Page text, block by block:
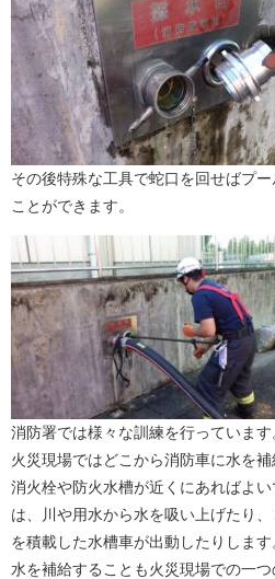
その後特殊な工具で蛇口を回せばプ
ことができます。
消防署では様々な訓練を行っています
火災現場ではどこから消防車に水を補
消火栓や防火水槽が近くにあればよ
は、川や用水から水を吸い上げたり
を積載した水槽車が出動したりしま
水を補給することも火災現場での一つ